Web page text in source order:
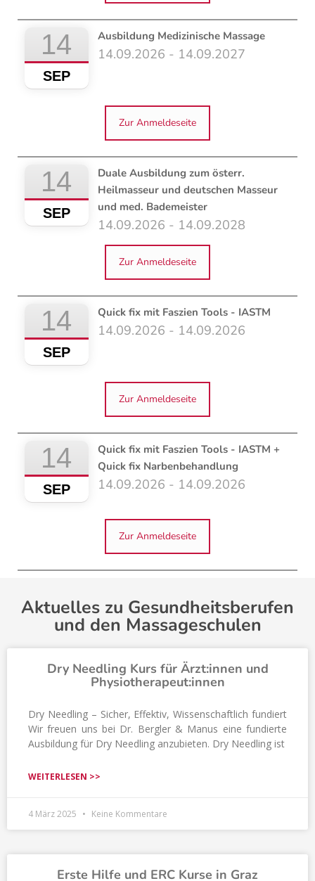
14
SEP
Ausbildung Medizinische Massage
14.09.2026 - 14.09.2027
Zur Anmeldeseite
14
SEP
Duale Ausbildung zum österr.
Heilmasseur und deutschen Masseur
und med. Bademeister
14.09.2026 - 14.09.2028
Zur Anmeldeseite
14
SEP
Quick fix mit Faszien Tools - IASTM
14.09.2026 - 14.09.2026
Zur Anmeldeseite
14
SEP
Quick fix mit Faszien Tools - IASTM +
Quick fix Narbenbehandlung
14.09.2026 - 14.09.2026
Zur Anmeldeseite
Aktuelles zu Gesundheitsberufen
und den Massageschulen
Dry Needling Kurs für Ärzt:innen und
Physiotherapeut:innen
Dry Needling – Sicher, Effektiv, Wissenschaftlich fundiert
Wir freuen uns bei Dr. Bergler & Manus eine fundierte
Ausbildung für Dry Needling anzubieten. Dry Needling ist
WEITERLESEN >>
4 März 2025 Keine Kommentare
Erste Hilfe und ERC Kurse in Graz